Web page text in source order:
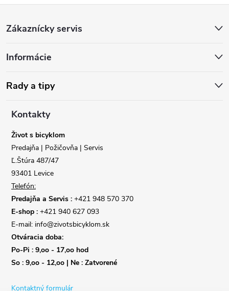
p
ä
Zákaznícky servis
Informácie
Rady a tipy
Kontakty
Život s bicyklom
Predajňa | Požičovňa | Servis
Ľ.Štúra 487/47
93401 Levice
Telefón:
Predajňa a Servis : +421 948 570 370
E-shop : +421 940 627 093
E-mail: info@zivotsbicyklom.sk
Otváracia doba:
Po-Pi : 9,oo - 17,oo hod
So : 9,oo - 12,oo | Ne : Zatvorené
Kontaktný formulár